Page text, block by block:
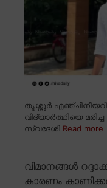
തൃശ്ശൂർ
വിദ്യാർത്ഥിയെ
സ്വദേശി Read more
വിമാനങ്ങൾ
കാരണം കാണിക്കൽ